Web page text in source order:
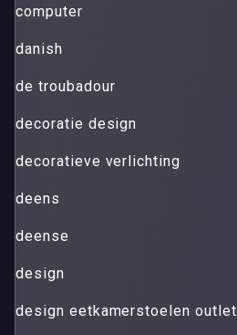
computer
danish
de troubadour
decoratie design
decoratieve verlichting
deens
deense
design
design eetkamerstoelen outlet